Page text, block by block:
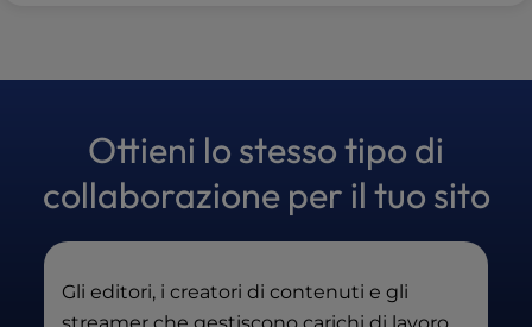
Ottieni lo stesso tipo di
collaborazione per il tuo sito
Gli editori, i creatori di contenuti e gli